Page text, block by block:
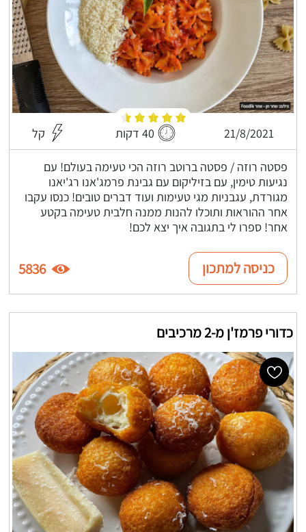
21/8/2021 40 דקות קל
פסטה רוזה / פסטה ברוטב רוזה הכי טעימה בעולם! עם
נגיעות טימין, עם בזיליקום עם גבינת פרמג'אנו רג'יאנו
מגורדת, עגבניות מגי טעימות ועוד דברים טובים! כנסו עקבו
אחר ההוראות ותוכלו להנות ממנה חלבית טעימה בקטע
אחר! ספרו לי בתגובה איך יצא לכם!
כניסה למתכון 5836
כדורי פרמז'ן מ-2 מרכיבים